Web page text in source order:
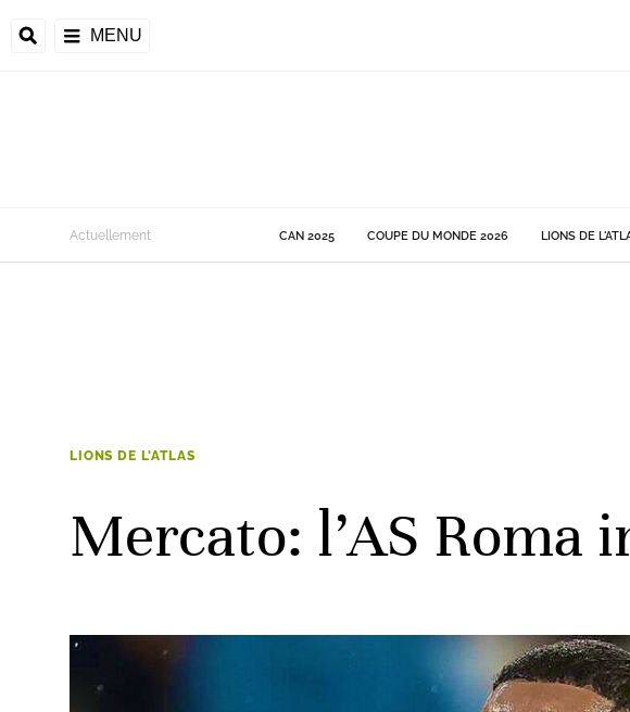
MENU
de la CAF
Actuellement CAN 2025 COUPE DU MONDE 2026 LIONS DE
LIONS DE L'ATLAS
Mercato: l’AS Roma